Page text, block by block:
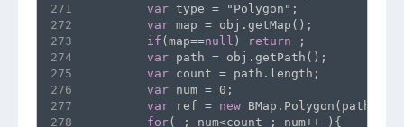
271
272
273
274
275
276
277
278
var type = "Polygon";
var map = obj.getMap();
if (map==null ) return ;
var path = obj.getPath();
var count = path.length;
var num = 0;
var ref = new BMap.Polygon(path,
for( ; num<count ; num++ ){